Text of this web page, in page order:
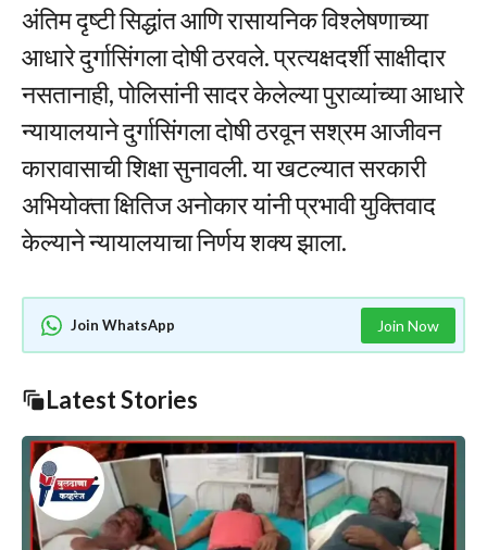
अंतिम दृष्टी सिद्धांत आणि रासायनिक विश्लेषणाच्या
आधारे दुर्गासिंगला दोषी ठरवले. प्रत्यक्षदर्शी साक्षीदार
नसतानाही, पोलिसांनी सादर केलेल्या पुराव्यांच्या आधारे
न्यायालयाने दुर्गासिंगला दोषी ठरवून सश्रम आजीवन
कारावासाची शिक्षा सुनावली. या खटल्यात सरकारी
अभियोक्ता क्षितिज अनोकार यांनी प्रभावी युक्तिवाद
केल्याने न्यायालयाचा निर्णय शक्य झाला.
Join WhatsApp Join Now
Latest Stories